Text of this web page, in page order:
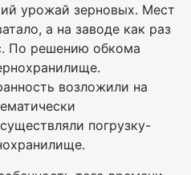
урожай зерновых. Мест
а на заводе как раз
По решению обкома
возложили на
погрузку-